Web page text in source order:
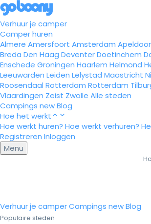
Verhuur je camper
Camper huren
Almere Amersfoort Amsterdam
Breda Den Haag DeventerDoetinchem
Enschede Groningen Haarlem Helmond
Leeuwarden Leiden Lelystad Maastricht
Roosendaal Rotterdam Rotterdam
Vlaardingen Zeist Zwolle Alle steden
Campings newBlog
Hoe het werkt
Hoe werkt huren? Hoe werkt verhuren?
Registreren Inloggen
Menu
Verhuur je camperCampings newBlog
Populaire steden